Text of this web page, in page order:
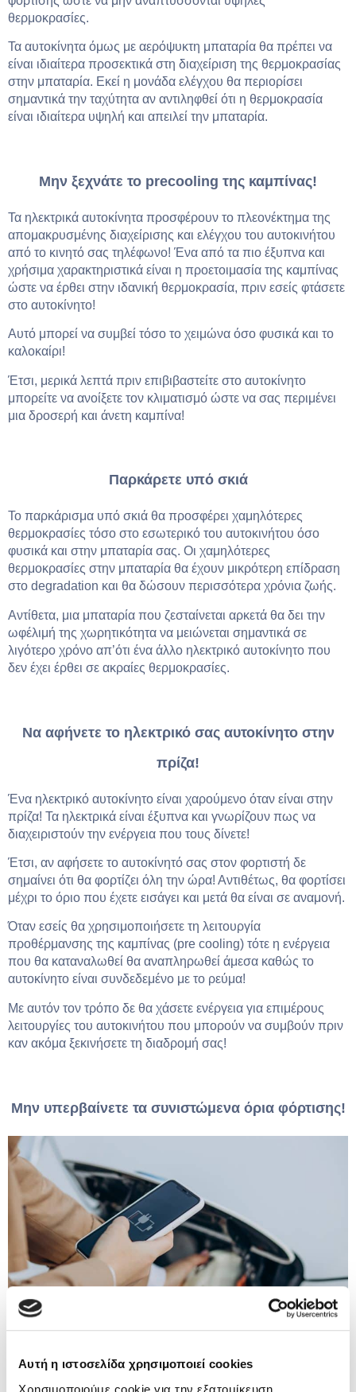
Αυτή η ιστοσελίδα χρησιμοποιεί cookies
Χρησιμοποιούμε cookie για την εξατομίκευση
θερμοκρασίες.
Τα αυτοκίνητα όμως με αερόψυκτη μπαταρία θα πρέπει να
είναι ιδιαίτερα προσεκτικά στη διαχείριση της θερμοκρασίας
στην μπαταρία. Εκεί η μονάδα ελέγχου θα περιορίσει
σημαντικά την ταχύτητα αν αντιληφθεί ότι η θερμοκρασία
είναι ιδιαίτερα υψηλή και απειλεί την μπαταρία.
Μην ξεχνάτε το precooling της καμπίνας!
Τα ηλεκτρικά αυτοκίνητα προσφέρουν το πλεονέκτημα της
απομακρυσμένης διαχείρισης και ελέγχου του αυτοκινήτου
από το κινητό σας τηλέφωνο! Ένα από τα πιο έξυπνα και
χρήσιμα χαρακτηριστικά είναι η προετοιμασία της καμπίνας
ώστε να έρθει στην ιδανική θερμοκρασία, πριν εσείς φτάσετε
στο αυτοκίνητο!
Αυτό μπορεί να συμβεί τόσο το χειμώνα όσο φυσικά και το
καλοκαίρι!
Έτσι, μερικά λεπτά πριν επιβιβαστείτε στο αυτοκίνητο
μπορείτε να ανοίξετε τον κλιματισμό ώστε να σας περιμένει
μια δροσερή και άνετη καμπίνα!
Παρκάρετε υπό σκιά
Το παρκάρισμα υπό σκιά θα προσφέρει χαμηλότερες
θερμοκρασίες τόσο στο εσωτερικό του αυτοκινήτου όσο
φυσικά και στην μπαταρία σας. Οι χαμηλότερες
θερμοκρασίες στην μπαταρία θα έχουν μικρότερη επίδραση
στο degradation και θα δώσουν περισσότερα χρόνια ζωής.
Αντίθετα, μια μπαταρία που ζεσταίνεται αρκετά θα δει την
ωφέλιμή της χωρητικότητα να μειώνεται σημαντικά σε
λιγότερο χρόνο απ’ότι ένα άλλο ηλεκτρικό αυτοκίνητο που
δεν έχει έρθει σε ακραίες θερμοκρασίες.
Να αφήνετε το ηλεκτρικό σας αυτοκίνητο στην
πρίζα!
Ένα ηλεκτρικό αυτοκίνητο είναι χαρούμενο όταν είναι στην
πρίζα! Τα ηλεκτρικά είναι έξυπνα και γνωρίζουν πως να
διαχειριστούν την ενέργεια που τους δίνετε!
Έτσι, αν αφήσετε το αυτοκίνητό σας στον φορτιστή δε
σημαίνει ότι θα φορτίζει όλη την ώρα! Αντιθέτως, θα φορτίσει
μέχρι το όριο που έχετε εισάγει και μετά θα είναι σε αναμονή.
Όταν εσείς θα χρησιμοποιήσετε τη λειτουργία
προθέρμανσης της καμπίνας (pre cooling) τότε η ενέργεια
που θα καταναλωθεί θα αναπληρωθεί άμεσα καθώς το
αυτοκίνητο είναι συνδεδεμένο με το ρεύμα!
Με αυτόν τον τρόπο δε θα χάσετε ενέργεια για επιμέρους
λειτουργίες του αυτοκινήτου που μπορούν να συμβούν πριν
καν ακόμα ξεκινήσετε τη διαδρομή σας!
Μην υπερβαίνετε τα συνιστώμενα όρια φόρτισης!
Η πλειοψηφία των ηλεκτρικών αυτοκινήτων έχει ως όριο